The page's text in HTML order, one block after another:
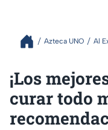
Azteca UNO Al
¡Los
curar todo